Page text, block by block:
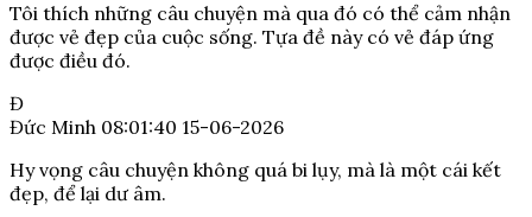
Tôi thích những câu chuyện mà qua đó có thể cảm nhận
được vẻ đẹp của cuộc sống. Tựa đề này có vẻ đáp ứng
được điều đó.
Đ
Đức Minh 08:01:40 15-06-2026
Hy vọng câu chuyện không quá bi lụy, mà là một cái kết
đẹp, để lại dư âm.